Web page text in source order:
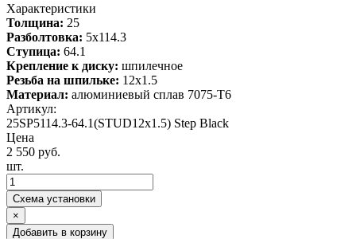
Характеристики
Толщина: 25
Разболтовка: 5x114.3
Ступица: 64.1
Крепление к диску: шпилечное
Резьба на шпильке: 12x1.5
Материал: алюминиевый сплав 7075-T6
Артикул:
25SP5114.3-64.1(STUD12x1.5) Step Black
Цена
2 550 руб.
шт.
Схема установки
×
Добавить в корзину